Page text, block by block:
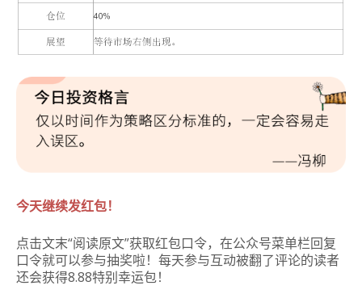
今天继续发红包！
点击文末“阅读原文”获取红包口令，在公众号菜单栏回复
口令就可以参与抽奖啦！每天参与互动被翻了评论的读者
还会获得8.88特别幸运包！